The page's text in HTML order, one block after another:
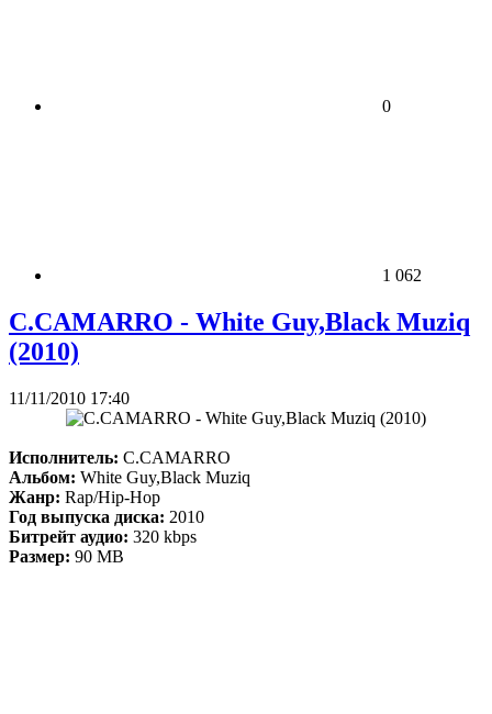
0
1 062
C.CAMARRO - White Guy,Black Muziq
(2010)
11/11/2010 17:40
Исполнитель: C.CAMARRO
Альбом: White Guy,Black Muziq
Жанр: Rap/Hip-Hop
Год выпуска диска: 2010
Битрейт аудио: 320 kbps
Размер: 90 MB